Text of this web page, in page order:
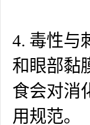
4. 毒性与
和眼部黏
食会对消
用规范。